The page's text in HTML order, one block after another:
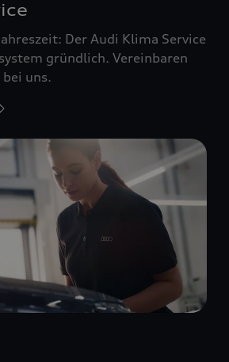
Der Audi Klima Service
gründlich. Vereinbaren
uns.